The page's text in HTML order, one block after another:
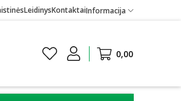
LeidinysKontaktaiInformacija
0,00